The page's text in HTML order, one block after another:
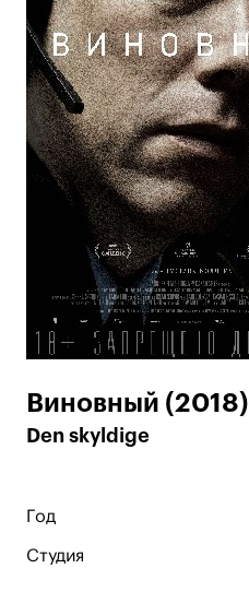
Виновный (2018)
Den skyldige
Год
Студия